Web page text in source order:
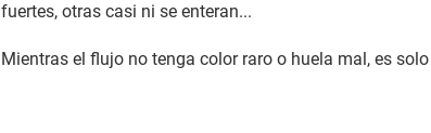
fuertes, otras casi ni se enteran...
Mientras el flujo no tenga color raro o huela mal, es